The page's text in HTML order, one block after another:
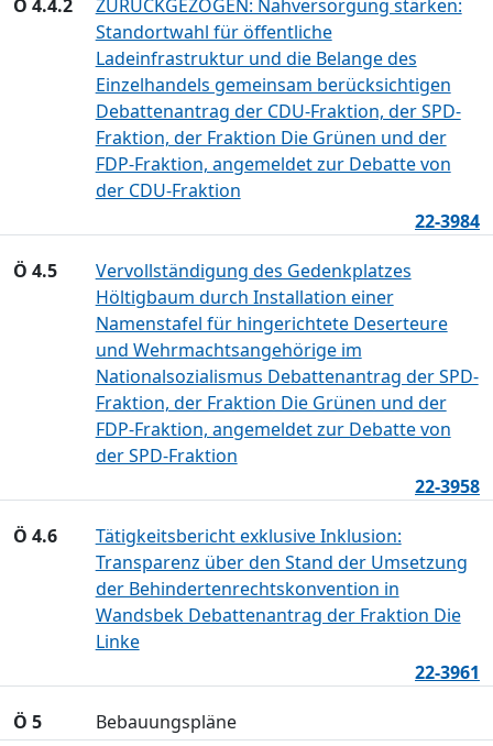
Ö 4.4.2
ZURÜCKGEZOGEN: Nahversorgung stärken:
Standortwahl für öffentliche
Ladeinfrastruktur und die Belange des
Einzelhandels gemeinsam berücksichtigen
Debattenantrag der CDU-Fraktion, der SPD-
Fraktion, der Fraktion Die Grünen und der
FDP-Fraktion, angemeldet zur Debatte von
der CDU-Fraktion
22-3984
Ö 4.5
Vervollständigung des Gedenkplatzes
Höltigbaum durch Installation einer
Namenstafel für hingerichtete Deserteure
und Wehrmachtsangehörige im
Nationalsozialismus Debattenantrag der SPD-
Fraktion, der Fraktion Die Grünen und der
FDP-Fraktion, angemeldet zur Debatte von
der SPD-Fraktion
22-3958
Ö 4.6
Tätigkeitsbericht exklusive Inklusion:
Transparenz über den Stand der Umsetzung
der Behindertenrechtskonvention in
Wandsbek Debattenantrag der Fraktion Die
Linke
22-3961
Ö 5 Bebauungspläne